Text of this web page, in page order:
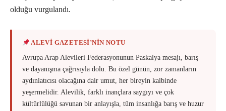
olduğu vurgulandı.
ALEVİ GAZETESİ’NİN NOTU
Avrupa Arap Alevileri Federasyonunun Paskalya mesajı, barış
ve dayanışma çağrısıyla dolu. Bu özel günün, zor zamanların
aydınlatıcısı olacağına dair umut, her bireyin kalbinde
yeşermelidir. Alevilik, farklı inançlara saygıyı ve çok
kültürlülüğü savunan bir anlayışla, tüm insanlığa barış ve huzur